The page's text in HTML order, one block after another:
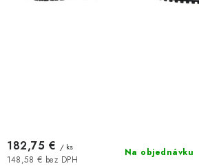
Na objednávku
148,58 € bez DPH
182,75 € / ks